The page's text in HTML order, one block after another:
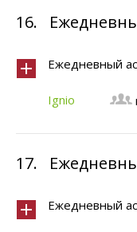
16.
Ежедневный
Ignio
17.
Ежедневный